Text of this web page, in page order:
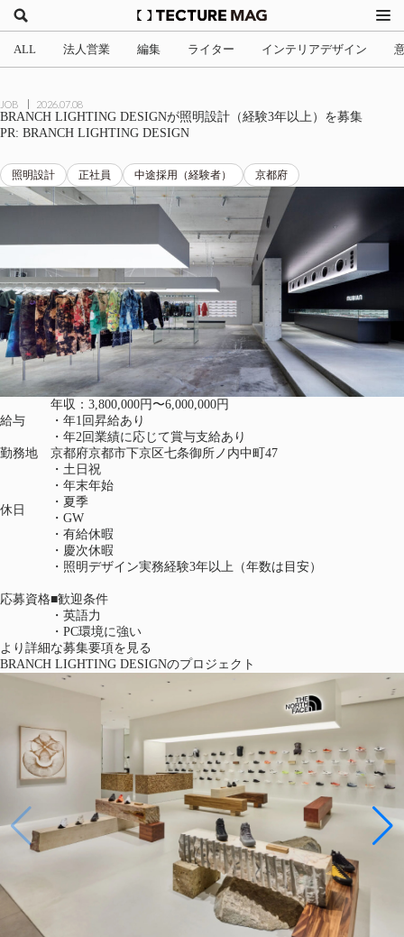
ALL 法人営業 編集 ライター インテリアデザイン
JOB 2026.07.08
BRANCH LIGHTING DESIGNが照明設計（経験3年以上）を募集
PR: BRANCH LIGHTING DESIGN
照明設計 正社員 中途採用（経験者） 京都府
給与
年収：3,800,000円〜6,000,000円
・年1回昇給あり
・年2回業績に応じて賞与支給あり
勤務地
京都府京都市下京区七条御所ノ内中町47
休日
・土日祝
・年末年始
・夏季
・GW
・有給休暇
・慶次休暇
応募資格
・照明デザイン実務経験3年以上（年数は目安）
■歓迎条件
・英語力
・PC環境に強い
より詳細な募集要項を見る
BRANCH LIGHTING DESIGNのプロジェクト